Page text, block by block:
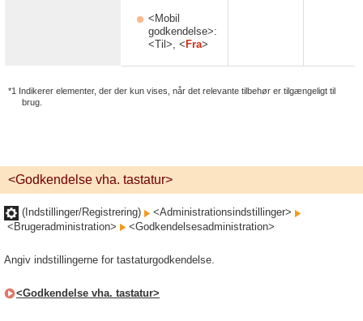
<Mobil
godkendelse>:
<Til>, < Fra>
*1 Indikerer elementer, der der kun vises, når det relevante tilbehør er tilgængeligt til
brug.
<Godkendelse vha. tastatur>
(Indstillinger/Registrering)
<Administrationsindstillinger>
<Brugeradministration>
<Godkendelsesadministration>
Angiv indstillingerne for tastaturgodkendelse.
<Godkendelse vha. tastatur>